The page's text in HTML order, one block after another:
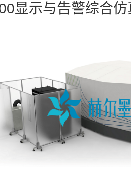
显示与告警综合